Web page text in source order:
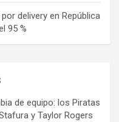
delivery en República
95 %
de equipo: los Piratas
y Taylor Rogers